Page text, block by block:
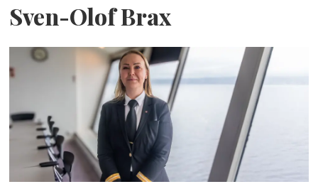
Sven-Olof Brax